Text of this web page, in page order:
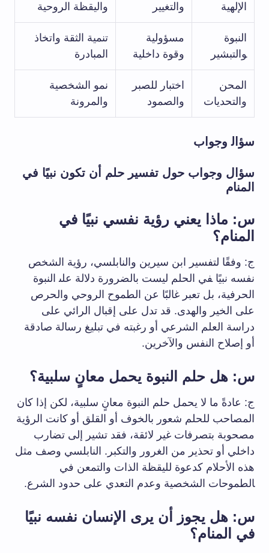
الإلهية
والتغيير
واليقظة الروحية
النبوة
‍والتبشير
مسؤولية
وقوة داخلية
تنمية الثقة واتخاذ
المبادرة
المحن
والتحديات
اختبار للصبر
والصمود
نمو الشخصية
والمرونة
سؤال‍ وجواب
سؤال وجواب حول تفسير حلم أن تكون نبيًا في
المنام
س: ماذا يعني رؤية نفسي نبيًا ‌في
المنام؟
ج:‍ وفقًا لتفسير ابن سيرين والنابلسي، رؤية الشخص
نفسه نبيًا ‍في الحلم ليست بالضرورة دلالة على‍ النبوة
الحرفية، بل تعبر غالبًا عن الطموح الروحي والحرص
على الخير والهدى. قد تدل⁢ على إقبال الرائي على
دراسة العلم ‌الشرعي‌ أو رغبته في تبليغ ‌رسالة صادقة
أو⁢ إصلاح النفس والآخرين.
س: هل حلم النبوة يحمل معانٍ سلبية؟
ج:​ عادةً ما لا يحمل⁣ حلم النبوة معانٍ سلبية، ⁤لكن إذا كان
المصاحب للحلم شعور ‌بالخوف أو القلق أو كانت الرؤية
مصحوبة بتصرفات غير لائقة، فقد تشير ‌إلى تضارب
داخلي أو تحذير من الغرور والتكبر. النابلسي وصف مثل
هذه الأحلام كدعوة‌ لليقظة الذات والتمعن في
‍الطموحات الشخصية وعدم التعدي على حدود الشرع.
س: هل يجوز أن يرى الإنسان نفسه نبيًا
في المنام؟